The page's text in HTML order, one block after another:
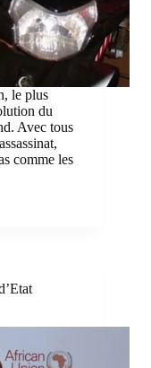
le plus
du
Avec tous
comme les